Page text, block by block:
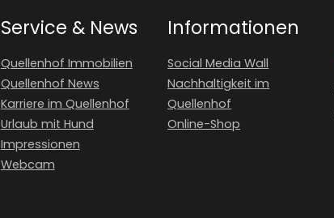
Service & News
Quellenhof Immobilien
Quellenhof News
Karriere im Quellenhof
Urlaub mit Hund
Impressionen
Webcam
Informationen
Social Media Wall
Nachhaltigkeit im
Quellenhof
Online-Shop